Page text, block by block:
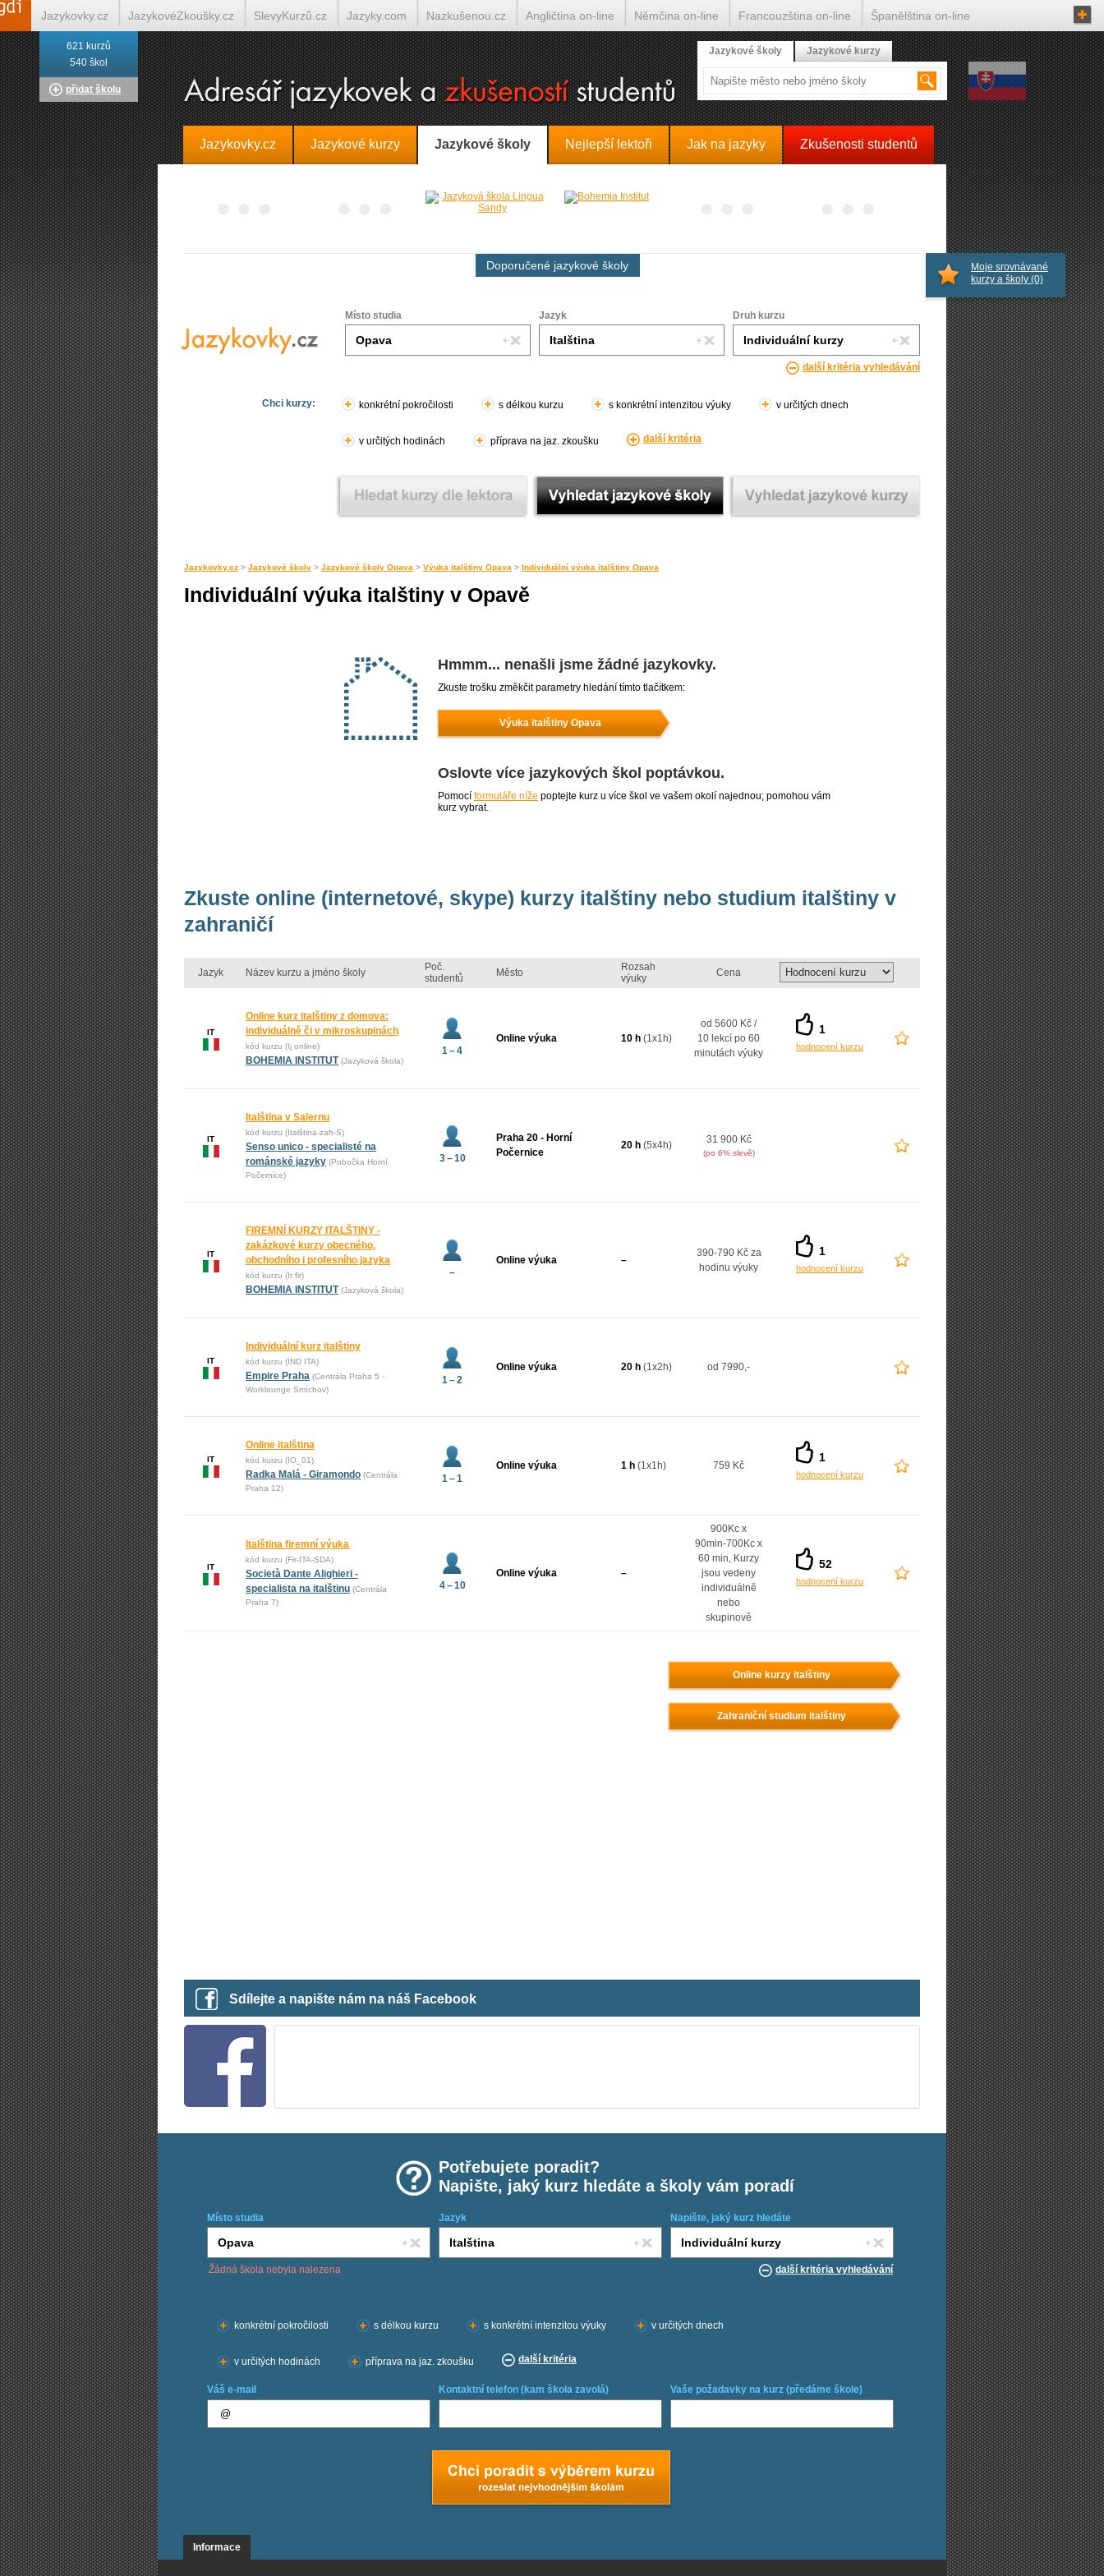
Jazykovky.cz Jazykové kurzy Jazykové školy Nejlepší lektoři Jak na jazyky Zkušenosti studentů
Doporučené jazykové školy
Místo studia Jazyk Druh kurzu
další kritéria vyhledávání
Chci kurzy: konkrétní pokročilosti s délkou kurzu s konkrétní intenzitou výuky v určitých dnech
v určitých hodinách příprava na jaz. zkoušku další kritéria
Jazykovky.cz > Jazykové školy > Jazykové školy Opava > Výuka italštiny Opava > Individuální výuka italštiny Opava
Individuální výuka italštiny v Opavě
Hmmm... nenašli jsme žádné jazykovky.
Zkuste trošku změkčit parametry hledání tímto tlačítkem:
Výuka italštiny Opava
Oslovte více jazykových škol poptávkou.
Pomocí formuláře níže poptejte kurz u více škol ve vašem okolí najednou; pomohou vám
kurz vybrat.
Zkuste online (internetové, skype) kurzy italštiny nebo studium italštiny v
zahraničí
Jazyk Název kurzu a jméno školy
Poč.
studentů
Město
Rozsah
výuky
Cena
IT
Online kurz italštiny z domova:
individuálně či v mikroskupinách
kód kurzu (Ij online)
BOHEMIA INSTITUT (Jazyková škola)
1 – 4
Online výuka 10 h (1x1h)
od 5600 Kč /
10 lekcí po 60
minutách výuky
1
hodnocení kurzu
IT
Italština v Salernu
kód kurzu (Italština-zah-S)
Senso unico - specialisté na
románské jazyky (Pobočka Horní
Počernice)
3 – 10
Praha 20 - Horní
Počernice
20 h (5x4h) 31 900 Kč
(po 6% slevě)
IT
FIREMNÍ KURZY ITALŠTINY -
zakázkové kurzy obecného,
obchodního i profesního jazyka
kód kurzu (It fir)
BOHEMIA INSTITUT (Jazyková škola)
–
Online výuka –
390-790 Kč za
hodinu výuky
1
hodnocení kurzu
IT
Individuální kurz italštiny
kód kurzu (IND ITA)
Empire Praha (Centrála Praha 5 -
Worklounge Smíchov)
1 – 2
Online výuka 20 h (1x2h) od 7990,-
IT
Online italština
kód kurzu (IO_01)
Radka Malá - Giramondo (Centrála
Praha 12)
1 – 1
Online výuka 1 h (1x1h) 759 Kč
1
hodnocení kurzu
IT
Italština firemní výuka
kód kurzu (Fir-ITA-SDA)
Società Dante Alighieri -
specialista na italštinu (Centrála
Praha 7)
4 – 10
Online výuka –
900Kc x
90min-700Kc x
60 min, Kurzy
jsou vedeny
individuálně
nebo
skupinově
52
hodnocení kurzu
Online kurzy italštiny
Zahraniční studium italštiny
Sdílejte a napište nám na náš Facebook
Potřebujete poradit?
Napište, jaký kurz hledáte a školy vám poradí
Místo studia Jazyk Napište, jaký kurz hledáte
Žádná škola nebyla nalezena další kritéria vyhledávání
konkrétní pokročilosti
s délkou kurzu s konkrétní intenzitou výuky v určitých dnech
v určitých hodinách příprava na jaz. zkoušku další kritéria
Váš e-mail Kontaktní telefon (kam škola zavolá) Vaše požadavky na kurz (předáme škole)
Moje srovnávané
kurzy a školy (0)
621 kurzů
540 škol
přidat školu
Jazykové školy Jazykové kurzy
Informace
Jazykovky.cz JazykovéZkoušky.cz SlevyKurzů.cz Jazyky.com Nazkušenou.cz Angličtina on-line Němčina on-line Francouzština on-line Španělština on-line
Italština on-line Tlumočení-Překlady.cz Překládá.cz Tlumočí.cz